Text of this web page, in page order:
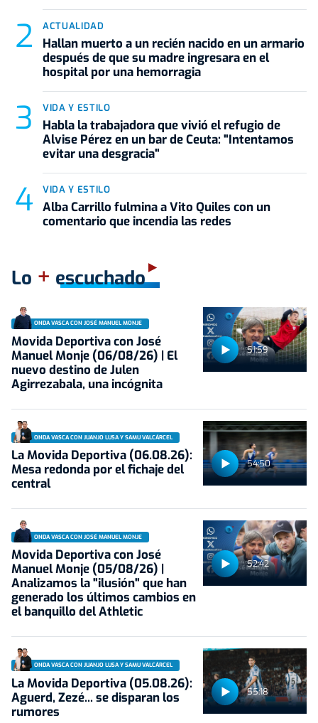
ACTUALIDAD
Hallan muerto a un recién nacido en un armario
después de que su madre ingresara en el
hospital por una hemorragia
VIDA Y ESTILO
Habla la trabajadora que vivió el refugio de
Alvise Pérez en un bar de Ceuta: "Intentamos
evitar una desgracia"
VIDA Y ESTILO
Alba Carrillo fulmina a Vito Quiles con un
comentario que incendia las redes
Lo + escuchado
51:59
ONDA VASCA CON JOSÉ MANUEL MONJE
Movida Deportiva con José
Manuel Monje (06/08/26) | El
nuevo destino de Julen
Agirrezabala, una incógnita
54:50
ONDA VASCA CON JUANJO LUSA Y SAMU VALCÁRCEL
La Movida Deportiva (06.08.26):
Mesa redonda por el fichaje del
central
52:42
ONDA VASCA CON JOSÉ MANUEL MONJE
Movida Deportiva con José
Manuel Monje (05/08/26) |
Analizamos la "ilusión" que han
generado los últimos cambios en
el banquillo del Athletic
55:18
ONDA VASCA CON JUANJO LUSA Y SAMU VALCÁRCEL
La Movida Deportiva (05.08.26):
Aguerd, Zezé... se disparan los
rumores